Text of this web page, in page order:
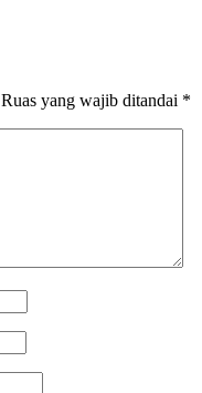
Ruas yang wajib ditandai *